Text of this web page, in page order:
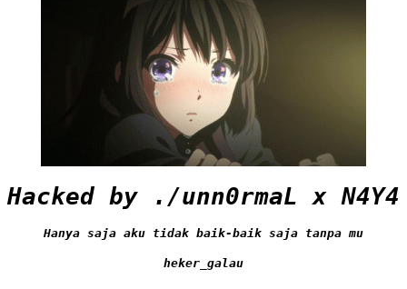
Hacked by ./unn0rmaL x N4Y4
Hanya saja aku tidak baik-baik saja tanpa mu
heker_galau